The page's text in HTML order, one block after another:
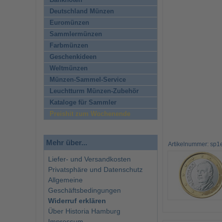
Artikelnummer:
Deutschland Münzen
Euromünzen
Sammlermünzen
Farbmünzen
Geschenkideen
Weltmünzen
Münzen-Sammel-Service
Leuchtturm Münzen-Zubehör
Kataloge für Sammler
Preishit zum Wochenende
Mehr über...
Liefer- und Versandkosten
Privatsphäre und Datenschutz
Allgemeine
Geschäftsbedingungen
Widerruf erklären
Über Historia Hamburg